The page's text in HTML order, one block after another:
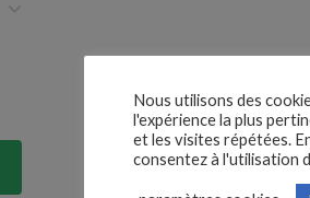
Nous utilisons des
l'expérience la plus
et les visites répétées.
consentez à l'utilisation